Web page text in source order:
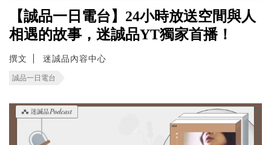
【誠品一日電台】24小時放送空間與人
相遇的故事，迷誠品YT獨家首播！
撰文 迷誠品內容中心
誠品一日電台